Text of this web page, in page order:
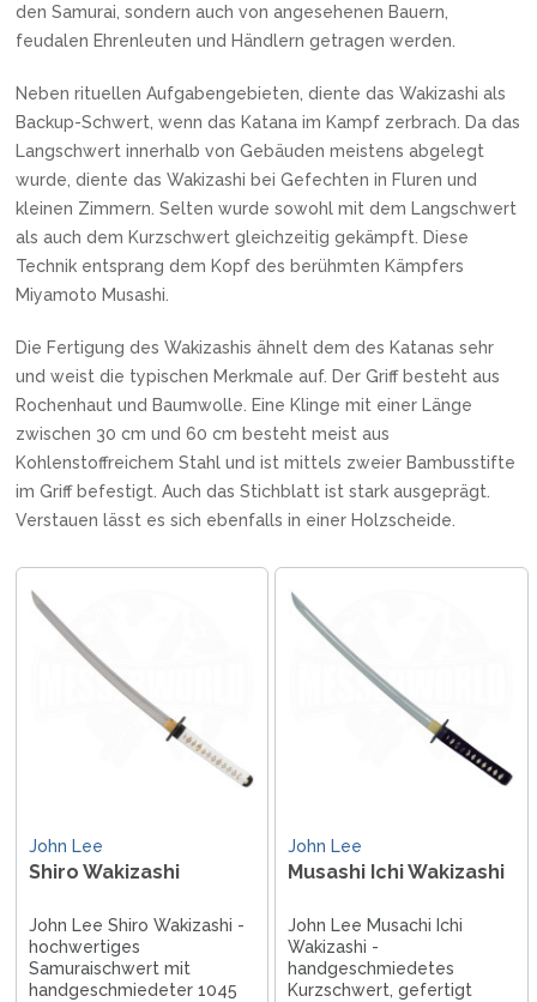
den Samurai, sondern auch von angesehenen Bauern,
feudalen Ehrenleuten und Händlern getragen werden.
Neben rituellen Aufgabengebieten, diente das Wakizashi als
Backup-Schwert, wenn das Katana im Kampf zerbrach. Da das
Langschwert innerhalb von Gebäuden meistens abgelegt
wurde, diente das Wakizashi bei Gefechten in Fluren und
kleinen Zimmern. Selten wurde sowohl mit dem Langschwert
als auch dem Kurzschwert gleichzeitig gekämpft. Diese
Technik entsprang dem Kopf des berühmten Kämpfers
Miyamoto Musashi.
Die Fertigung des Wakizashis ähnelt dem des Katanas sehr
und weist die typischen Merkmale auf. Der Griff besteht aus
Rochenhaut und Baumwolle. Eine Klinge mit einer Länge
zwischen 30 cm und 60 cm besteht meist aus
Kohlenstoffreichem Stahl und ist mittels zweier Bambusstifte
im Griff befestigt. Auch das Stichblatt ist stark ausgeprägt.
Verstauen lässt es sich ebenfalls in einer Holzscheide.
John Lee
Shiro Wakizashi
John Lee Shiro Wakizashi -
hochwertiges
Samuraischwert mit
handgeschmiedeter 1045
John Lee
Musashi Ichi Wakizashi
John Lee Musachi Ichi
Wakizashi -
handgeschmiedetes
Kurzschwert, gefertigt